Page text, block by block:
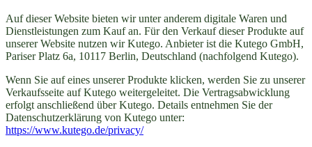
Auf dieser Website bieten wir unter anderem digitale Waren und
Dienstleistungen zum Kauf an. Für den Verkauf dieser Produkte auf
unserer Website nutzen wir Kutego. Anbieter ist die Kutego GmbH,
Pariser Platz 6a, 10117 Berlin, Deutschland (nachfolgend Kutego).
Wenn Sie auf eines unserer Produkte klicken, werden Sie zu unserer
Verkaufsseite auf Kutego weitergeleitet. Die Vertragsabwicklung
erfolgt anschließend über Kutego. Details entnehmen Sie der
Datenschutzerklärung von Kutego unter:
https://www.kutego.de/privacy/